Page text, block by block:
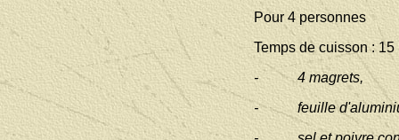
Pour 4 personnes
Temps de cuisson : 15
- 4 magrets,
- feuille